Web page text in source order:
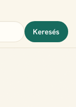
Keresés